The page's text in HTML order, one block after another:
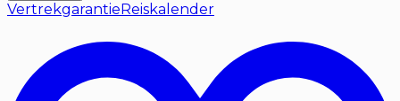
Vertrekgarantie Reiskalender